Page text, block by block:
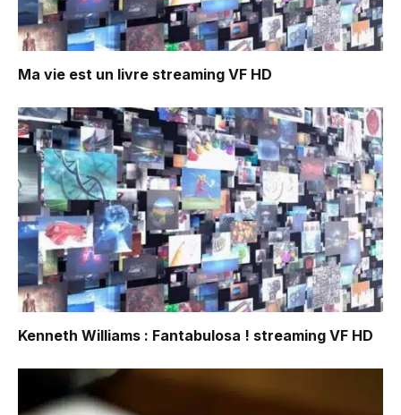
Ma vie est un livre streaming VF HD
Kenneth Williams : Fantabulosa ! streaming VF HD